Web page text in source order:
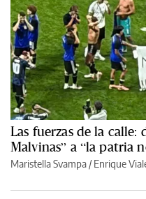
Las fuerzas de la calle:
Malvinas” a “la patria
Maristella Svampa /Enrique